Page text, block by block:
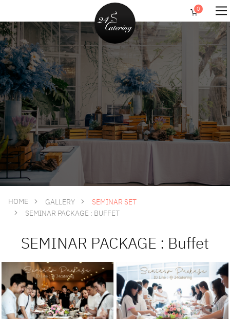
HOME GALLERY
SEMINAR SET
SEMINAR PACKAGE : BUFFET
SEMINAR PACKAGE : Buffet